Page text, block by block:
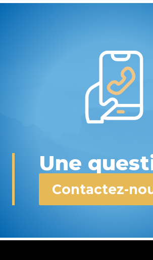
Une
Contactez-